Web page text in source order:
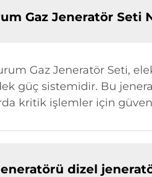
Gaz Jeneratör Seti
Gaz Jeneratör Seti,
güç sistemidir. Bu
kritik işlemler için
dizel